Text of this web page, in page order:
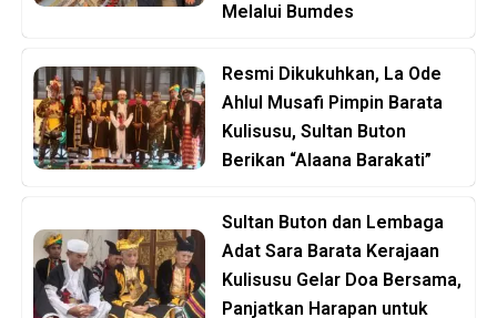
Melalui Bumdes
Resmi Dikukuhkan, La Ode
Ahlul Musafi Pimpin Barata
Kulisusu, Sultan Buton
Berikan “Alaana Barakati”
Sultan Buton dan Lembaga
Adat Sara Barata Kerajaan
Kulisusu Gelar Doa Bersama,
Panjatkan Harapan untuk